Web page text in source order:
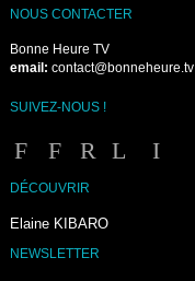
NOUS CONTACTER
Bonne Heure TV
email: contact@bonneheure.tv
SUIVEZ-NOUS !
DÉCOUVRIR
Elaine KIBARO
NEWSLETTER